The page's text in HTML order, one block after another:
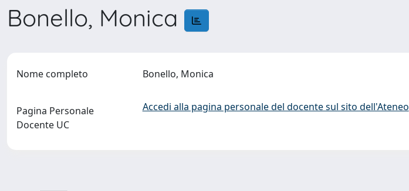
Bonello, Monica
Nome completo Bonello, Monica
Pagina Personale
Docente UC
Accedi alla pagina personale del docente sul sito dell'Ateneo